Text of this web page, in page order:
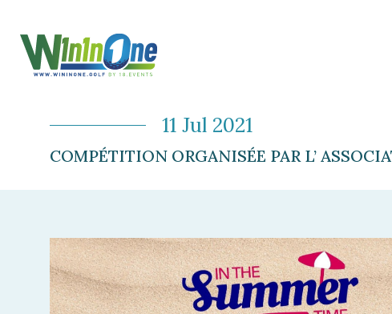
11 Jul 2021
COMPÉTITION ORGANISÉE PAR L’